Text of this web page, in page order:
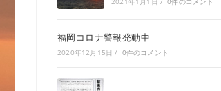
福岡コロナ警報発動中
2020年12月15日 / 0件のコメント